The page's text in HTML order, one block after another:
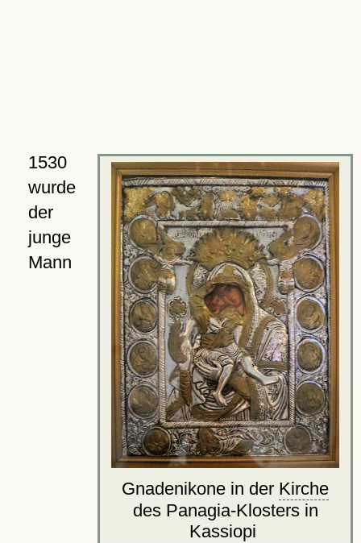
Gnadenikone in der Kirche
des Panagia-Klosters in
Kassiopi
1530
wurde
der
junge
Mann